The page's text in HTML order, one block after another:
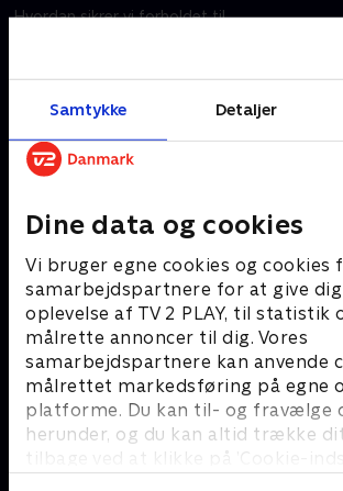
Samtykke Detaljer
Dine data og cookies
Vi bruger egne cookies og cookies
samarbejdspartnere for at give
oplevelse af TV 2 PLAY, til statistik
målrette annoncer til dig. Vores
samarbejdspartnere kan anvende
målrettet markedsføring på egne
platforme. Du kan til- og fravælge
herunder, og du kan altid trække
tilbage ved at klikke på ’Cookie-
Hvordan sikrer vi forholdet til
Det er blandt danskernes
11. juni 2026 • 45 min
Andre så også
19 News
Nyheder